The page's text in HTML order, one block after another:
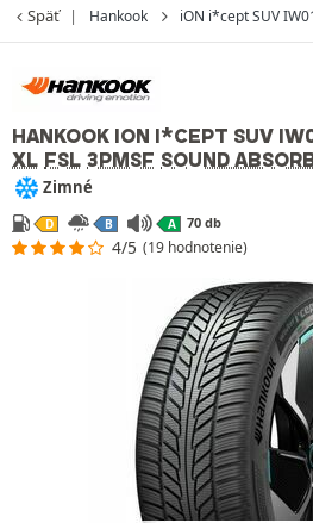
Späť Hankook iON i*cept SUV
HANKOOK ION I*CEPT SUV
XL FSL 3PMSF SOUND
Zimné
D B A 70 db
4/5 (19 hodnotenie)